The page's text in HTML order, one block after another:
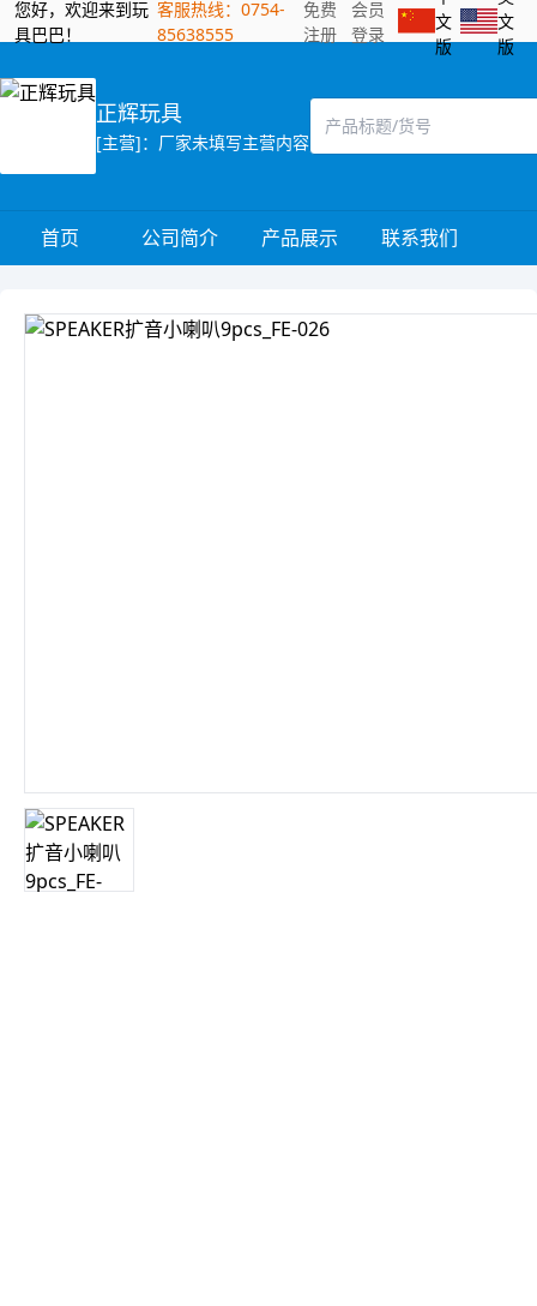
您好，欢迎来到玩
具巴巴！
客服热线：0754-
85638555
免费
注册
会员
登录
文
版
文
版
正辉玩具
[主营]：厂家未填写主营内容
首页 公司简介 产品展示 联系我们